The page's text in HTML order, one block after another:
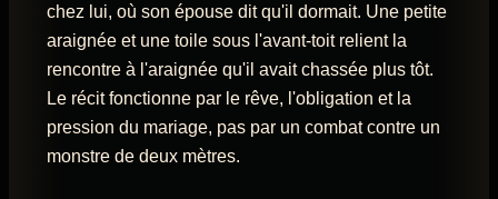
chez lui, où son épouse dit qu'il dormait. Une petite
araignée et une toile sous l'avant-toit relient la
rencontre à l'araignée qu'il avait chassée plus tôt.
Le récit fonctionne par le rêve, l'obligation et la
pression du mariage, pas par un combat contre un
monstre de deux mètres.